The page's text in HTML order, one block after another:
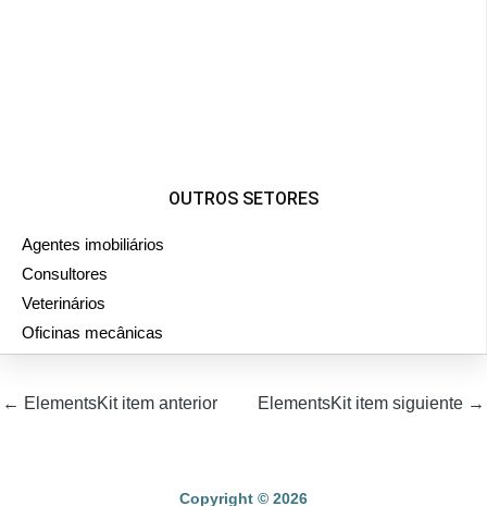
OUTROS SETORES
Agentes imobiliários
Consultores
Veterinários
Oficinas mecânicas
← ElementsKit item anterior ElementsKit item siguiente →
Copyright © 2026